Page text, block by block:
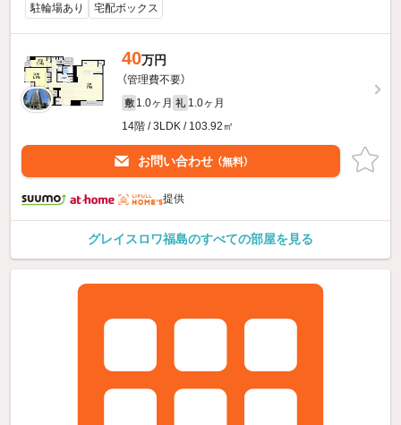
駐輪場あり
宅配ボックス
40万円
（管理費不要）
敷 1.0ヶ月 礼 1.0ヶ月
14階 / 3LDK / 103.92㎡
お問い合わせ （無料）
提供
グレイスロワ福島のすべての部屋を見る